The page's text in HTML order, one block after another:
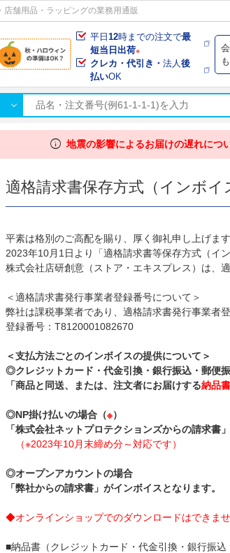
店舗用品・ラッピングの業務用通販
平日12時までの注文で最
短当日出荷※
クレカ・代引き・法人後
払いOK
info 地震の影響によるお届けの遅れにつ
適格請求書保存方式（インボ
平素は格別のご高配を賜り、厚く御礼申し上げます
2023年10月1日より「適格請求書等保存方式（イ
株式会社店研創意（ストア・エキスプレス）は、
＜適格請求書発行事業者登録番号について＞
弊社は課税事業者であり、適格請求書発行事業者
登録番号：T8120001082670
＜支払方法ごとのインボイスの提供について＞
◎クレジットカード・代金引換・銀行振込・郵便
「商品と同送、または、注文者にお届けする納品書
◎NP掛け払いの場合（※）
「株式会社ネットプロテクションズからの請求書
（※2023年10月末締め分～対応です）
◎オープンアカウントの場合
「弊社からの請求書」がインボイスとなります。
◆オンラインショップでのダウンロードはできませ
■納品書（クレジットカード・代金引換・銀行振込